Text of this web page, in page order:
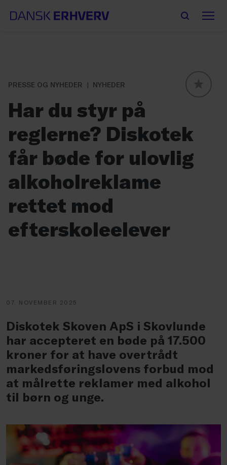
PRESSE OG NYHEDER
NYHEDER
Har du styr på
reglerne? Diskotek
får bøde for ulovlig
alkoholreklame
rettet mod
efterskoleelever
07. NOVEMBER 2025
Diskotek Skoven ApS i Skovlunde
har accepteret en bøde på 17.500
kroner for at have overtrådt
markedsføringslovens forbud mod
at målrette reklamer med alkohol
til børn og unge.